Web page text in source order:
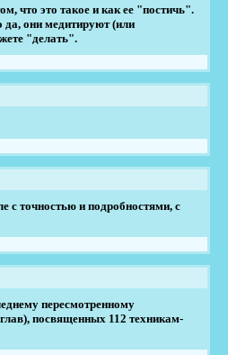
что это такое и как ее "постичь".
да, они медитируют (или
"делать".
с точностью и подроб­ностями, с
пересмотренному
посвященных 112 техни­кам-